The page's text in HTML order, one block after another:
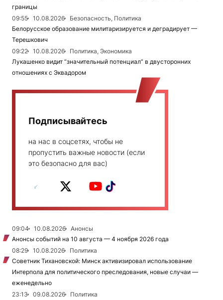
границы
09:55
10.08.2026
Безопасность, Политика
Белорусское образование милитаризируется и деградирует —
Терешкович
09:22
10.08.2026
Политика, Экономика
Лукашенко видит “значительный потенциал” в двусторонних
отношениях с Эквадором
Подписывайтесь
на нас в соцсетях, чтобы не
пропустить важные новости (если
это безопасно для вас)
09:04 10.08.2026
Анонсы
Анонсы событий на 10 августа — 4 ноября 2026 года
08:29
10.08.2026
Политика
Советник Тихановской: Минск активизировал использование
Интерпола для политического преследования, новые случаи —
еженедельно
23:13
09.08.2026
Политика